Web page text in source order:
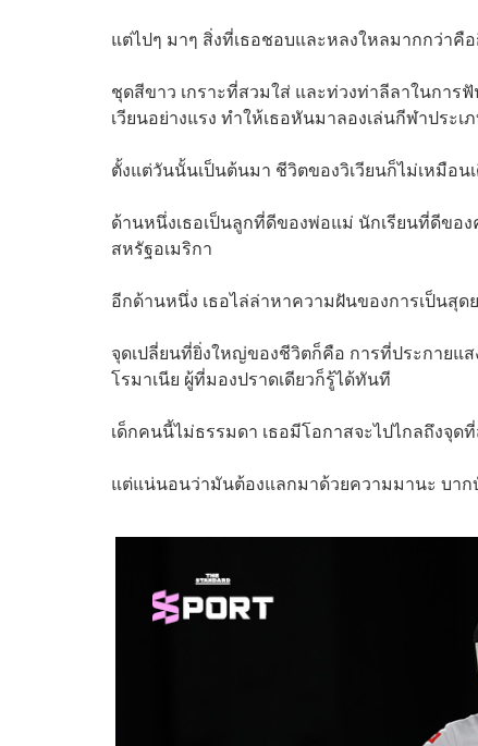
แต่ไปๆ มาๆ สิ่งที่เธอชอบและหลงใหลมากกว่าคื
ชุดสีขาว เกราะที่สวมใส่ และท่วงท่าลีลาในการ
เวียนอย่างแรง ทำให้เธอหันมาลองเล่นกีฬาประ
ตั้งแต่วันนั้นเป็นต้นมา ชีวิตของวิเวียนก็ไม่เหมือน
ด้านหนึ่งเธอเป็นลูกที่ดีของพ่อแม่ นักเรียนที่ดีขอ
สหรัฐอเมริกา
อีกด้านหนึ่ง เธอไล่ล่าหาความฝันของการเป็นสุด
จุดเปลี่ยนที่ยิ่งใหญ่ของชีวิตก็คือ การที่ประกายแ
โรมาเนีย ผู้ที่มองปราดเดียวก็รู้ได้ทันที
เด็กคนนี้ไม่ธรรมดา เธอมีโอกาสจะไปไกลถึงจุด
แต่แน่นอนว่ามันต้องแลกมาด้วยความมานะ บาก